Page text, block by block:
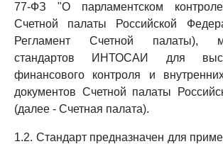
77-ФЗ "О парламентском
Счетной палаты Российской
Регламент Счетной палаты),
стандартов ИНТОСАИ для
финансового контроля и
документов Счетной палаты
(далее - Счетная палата).
1.2. Стандарт предназначен для